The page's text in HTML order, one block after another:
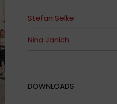
Stefan Selke
Nina Janich
DOWNLOADS